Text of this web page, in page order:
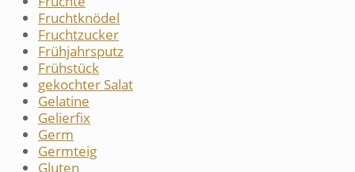
Fruchtknödel
Fruchtzucker
Frühjahrsputz
Frühstück
gekochter Salat
Gelatine
Gelierfix
Germ
Germteig
Gluten